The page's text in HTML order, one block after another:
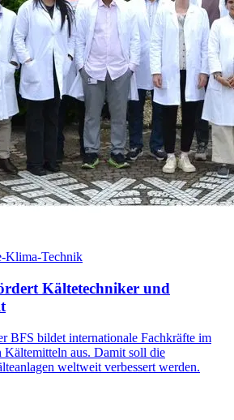
Klima-Technik
Kältetechniker und
BFS bildet internationale Fachkräfte im
aus. Damit soll die
weltweit verbessert werden.